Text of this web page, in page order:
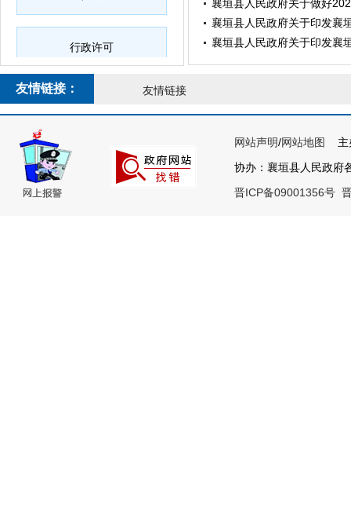
行政许可
行政事业性收费
襄垣县人民政府关于做好
襄垣县人民政府关于印发襄
襄垣县人民政府关于印发襄
友情链接： 友情链接
网站声明/网站地图
主
协办：襄垣县人民政
晋ICP备09001356号